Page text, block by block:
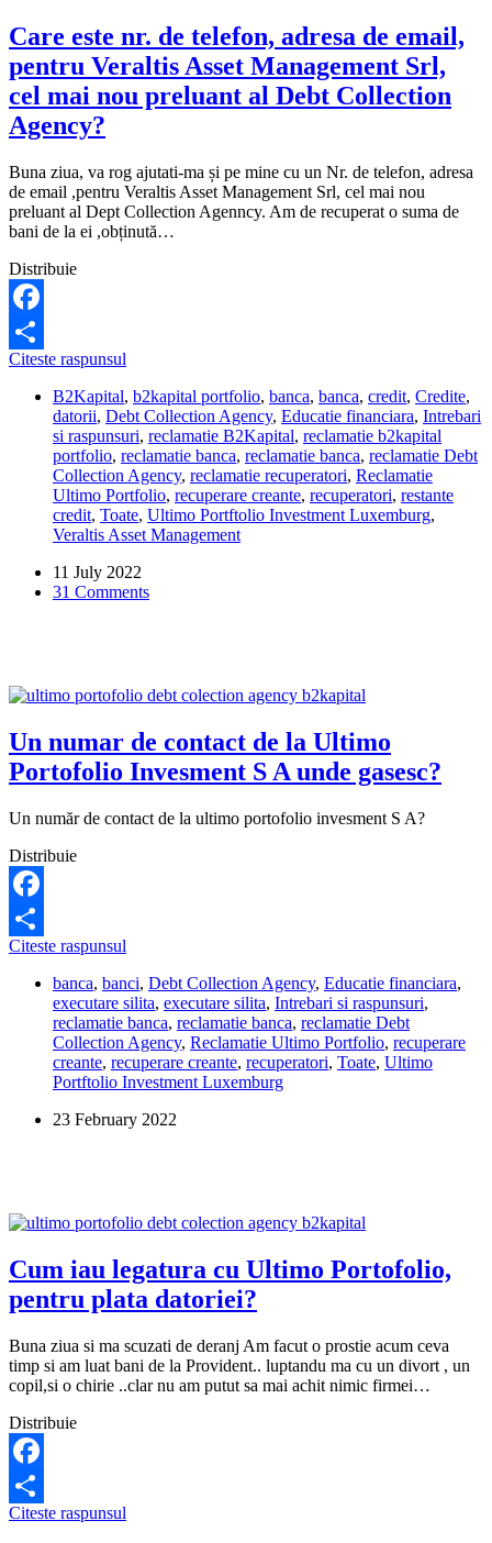
Care este nr. de telefon, adresa de email,
pentru Veraltis Asset Management Srl,
cel mai nou preluant al Debt Collection
Agency?
Buna ziua, va rog ajutati-ma și pe mine cu un Nr. de telefon, adresa
de email ,pentru Veraltis Asset Management Srl, cel mai nou
preluant al Dept Collection Agenncy. Am de recuperat o suma de
bani de la ei ,obținută…
Distribuie
Facebook
Share
Citeste raspunsul
nr.
de
telefon,
adresa
de
email,
pentru
Veraltis
Management
Srl,
al
Collection
Agency?
B2Kapital, b2kapital portfolio, banca, banca, credit, Credite,
datorii, Debt Collection Agency, Educatie financiara, Intrebari
si raspunsuri, reclamatie B2Kapital, reclamatie b2kapital
portfolio, reclamatie banca, reclamatie banca, reclamatie Debt
Collection Agency, reclamatie recuperatori, Reclamatie
Ultimo Portfolio, recuperare creante, recuperatori, restante
credit, Toate, Ultimo Portftolio Investment Luxemburg,
Veraltis Asset Management
11 July 2022
31 Comments
Un numar de contact de la Ultimo
Portofolio Invesment S A unde gasesc?
Un număr de contact de la ultimo portofolio invesment S A?
Distribuie
Facebook
Share
Citeste raspunsul
de
contact
de
la
Ultimo
Portofolio
S
banca, banci, Debt Collection Agency, Educatie financiara,
executare silita, executare silita, Intrebari si raspunsuri,
reclamatie banca, reclamatie banca, reclamatie Debt
Collection Agency, Reclamatie Ultimo Portfolio, recuperare
creante, recuperare creante, recuperatori, Toate, Ultimo
Portftolio Investment Luxemburg
23 February 2022
Cum iau legatura cu Ultimo Portofolio,
pentru plata datoriei?
Buna ziua si ma scuzati de deranj Am facut o prostie acum ceva
timp si am luat bani de la Provident.. luptandu ma cu un divort , un
copil,si o chirie ..clar nu am putut sa mai achit nimic firmei…
Distribuie
Facebook
Share
Citeste raspunsul